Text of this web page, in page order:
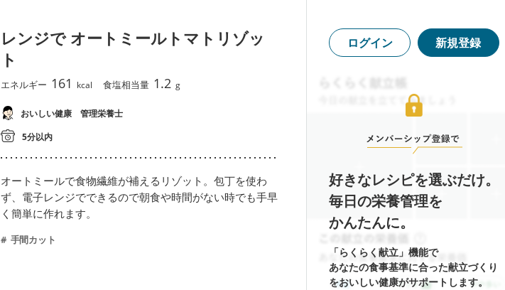
レンジで オートミールトマトリゾッ
ト
エネルギー 161 kcal 食塩相当量 1.2 g
おいしい健康 管理栄養士
5分以内
オートミールで食物繊維が補えるリゾット。包丁を使わ
ず、電子レンジでできるので朝食や時間がない時でも手早
く簡単に作れます。
手間カット
ログイン 新規登録
好きなレシピを選ぶだけ。
毎日の栄養管理を
かんたんに。
「らくらく献立」機能で
あなたの食事基準に合った献立づくり
をおいしい健康がサポートします。